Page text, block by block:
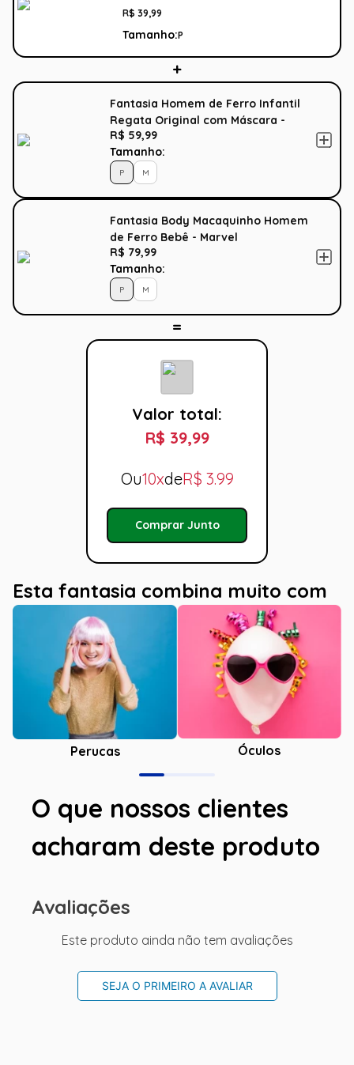
R$ 39,99
Tamanho:P
Fantasia Homem de Ferro Infantil
Regata Original com Máscara -
Vingadores - Marvel
R$ 59,99
Tamanho:
P M
Fantasia Body Macaquinho Homem
de Ferro Bebê - Marvel
R$ 79,99
Tamanho:
P M
Valor total:
R$ 39,99
Ou10xdeR$ 3.99
Comprar Junto
Esta fantasia combina muito com
Perucas Óculos
O que nossos clientes
acharam deste produto
Avaliações
Este produto ainda não tem avaliações
SEJA O PRIMEIRO A AVALIAR